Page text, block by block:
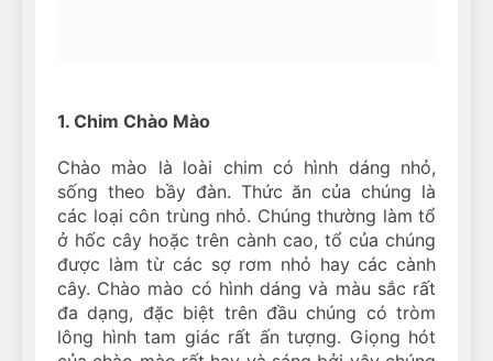
1. Chim Chào Mào
Chào mào là loài chim có hình dáng nhỏ,
sống theo bầy đàn. Thức ăn của chúng là
các loại côn trùng nhỏ. Chúng thường làm tổ
ở hốc cây hoặc trên cành cao, tổ của chúng
được làm từ các sợ rơm nhỏ hay các cành
cây. Chào mào có hình dáng và màu sắc rất
đa dạng, đặc biệt trên đầu chúng có tròm
lông hình tam giác rất ấn tượng. Giọng hót